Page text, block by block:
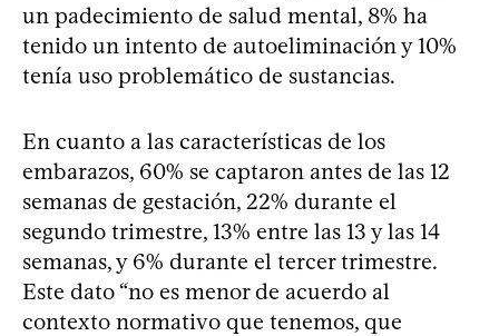
un padecimiento de salud mental, 8% ha
tenido un intento de autoeliminación y 10%
tenía uso problemático de sustancias.
En cuanto a las características de los
embarazos, 60% se captaron antes de las 12
semanas de gestación, 22% durante el
segundo trimestre, 13% entre las 13 y las 14
semanas, y 6% durante el tercer trimestre.
Este dato “no es menor de acuerdo al
contexto normativo que tenemos, que